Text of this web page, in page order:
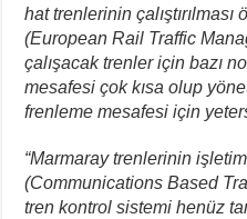
hat trenlerinin
(European Rail Traffic
çalışacak trenler için bazı
mesafesi çok kısa olup
frenleme mesafesi için
“Marmaray trenlerinin
(Communications Based
tren kontrol sistemi henüz